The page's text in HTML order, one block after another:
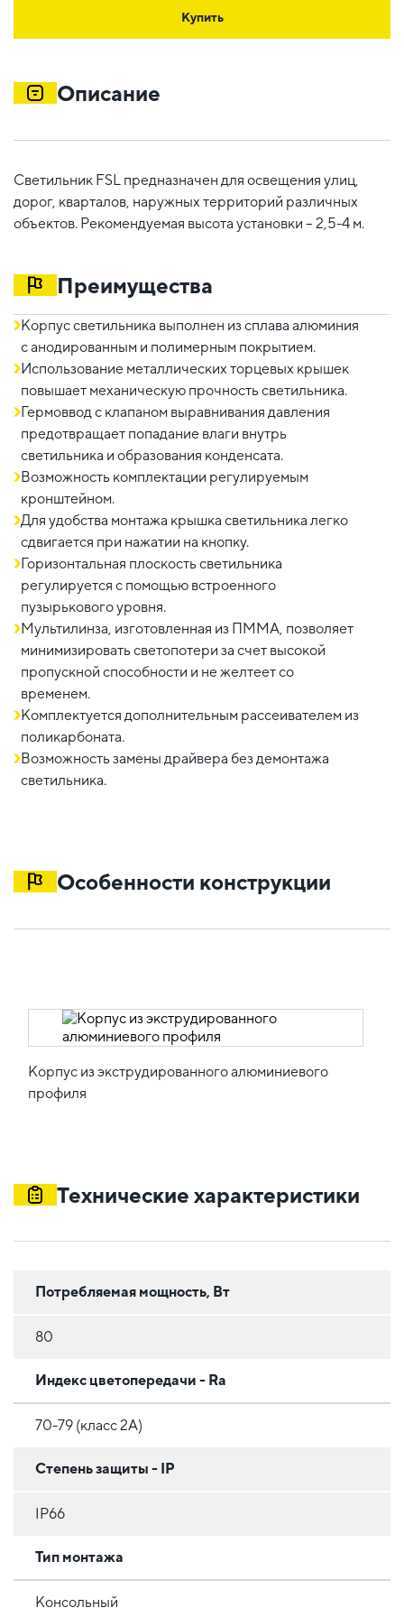
Купить
Описание
Светильник FSL предназначен для освещения улиц,
дорог, кварталов, наружных территорий различных
объектов. Рекомендуемая высота установки – 2,5-4 м.
Преимущества
Корпус светильника выполнен из сплава алюминия
с анодированным и полимерным покрытием.
Использование металлических торцевых крышек
повышает механическую прочность светильника.
Гермоввод с клапаном выравнивания давления
предотвращает попадание влаги внутрь
светильника и образования конденсата.
Возможность комплектации регулируемым
кронштейном.
Для удобства монтажа крышка светильника легко
сдвигается при нажатии на кнопку.
Горизонтальная плоскость светильника
регулируется с помощью встроенного
пузырькового уровня.
Мультилинза, изготовленная из ПММА, позволяет
минимизировать светопотери за счет высокой
пропускной способности и не желтеет со
временем.
Комплектуется дополнительным рассеивателем из
поликарбоната.
Возможность замены драйвера без демонтажа
светильника.
Особенности конструкции
Корпус из экструдированного алюминиевого
профиля
Технические характеристики
Потребляемая мощность, Вт
80
Индекс цветопередачи - Ra
70-79 (класс 2A)
Степень защиты - IP
IP66
Тип монтажа
Консольный